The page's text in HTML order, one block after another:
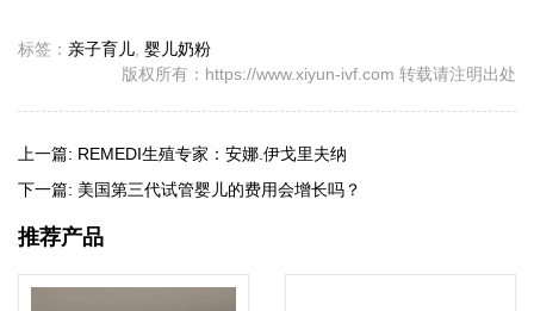
标签： 亲子育儿, 婴儿奶粉
版权所有：https://www.xiyun-ivf.com 转载请注明出处
上一篇: REMEDI生殖专家：安娜.伊戈里夫纳
下一篇: 美国第三代试管婴儿的费用会增长吗？
推荐产品